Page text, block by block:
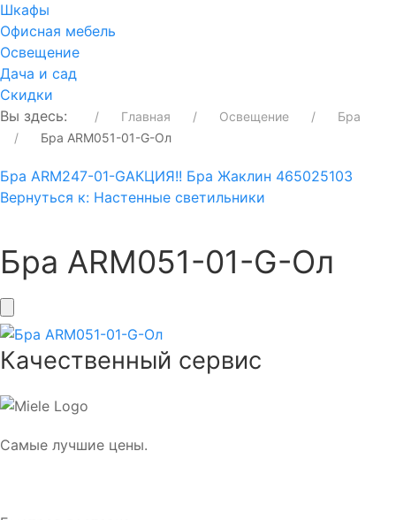
Шкафы
Офисная мебель
Освещение
Дача и сад
Скидки
Вы здесь:
Главная Освещение
Бра
Бра ARM051-01-G-Ол
Бра ARM247-01-GАКЦИЯ!! Бра Жаклин 465025103
Вернуться к: Настенные светильники
Бра ARM051-01-G-Ол
Качественный сервис
Самые лучшие цены.